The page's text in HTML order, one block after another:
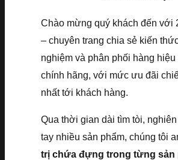
Chào mừng quý khách đến với
– chuyên trang chia sẻ kiến
nghiệm và phân phối hàng hiệu
chính hãng, với mức ưu đãi
nhất tới khách hàng.
Qua thời gian dài tìm tòi,
tay nhiều sản phẩm, chúng tôi
trị chứa đựng trong từng sản